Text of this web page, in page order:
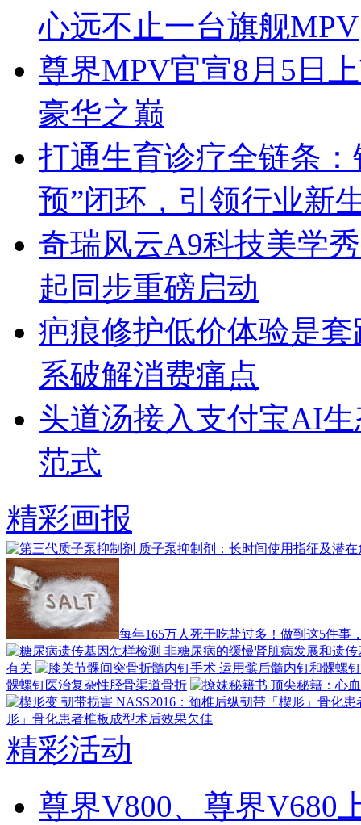
心远不止一台旗舰MPV
尊界MPV官宣8月5日
豪华之巅
打通生育诊疗全链条
预”闭环，引领行业新
奇瑞风云A9科技美学
起同步重磅启动
疤痕修护低价体验是
系破解消费痛点
头道汤接入支付宝AI
范式
精彩画报
每年165万人死于吃盐过多！做到这5件事
有关
髁螺钉医治复杂性胫骨渠道骨折
形」骨化患者椎板成型术后效果欠佳
精彩活动
尊界V800、尊界V680